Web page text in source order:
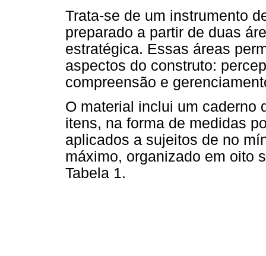
Trata-se de um instrumento
preparado a partir de duas
estratégica. Essas áreas
aspectos do construto:
compreensão e
O material inclui um caderno
itens, na forma de medidas
aplicados a sujeitos de no
máximo, organizado em oito
Tabela 1.